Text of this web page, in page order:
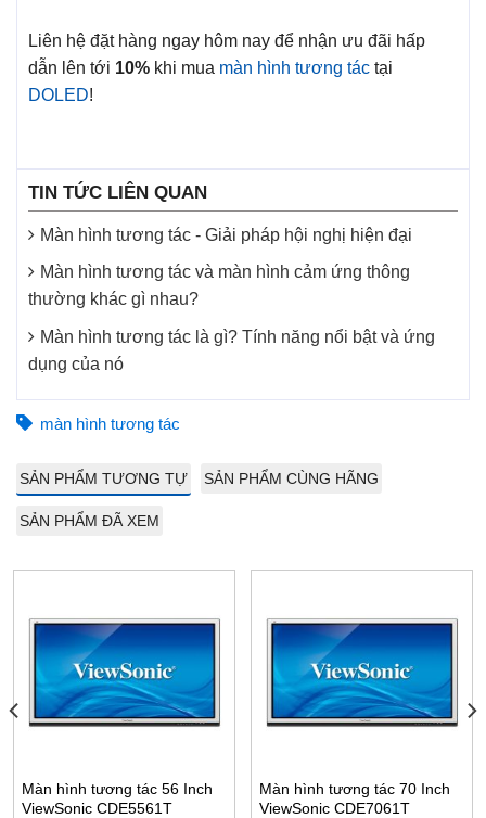
Liên hệ đặt hàng ngay hôm nay để nhận ưu đãi hấp
dẫn lên tới 10% khi mua màn hình tương tác tại
DOLED!
TIN TỨC LIÊN QUAN
Màn hình tương tác - Giải pháp hội nghị hiện đại
Màn hình tương tác và màn hình cảm ứng thông
thường khác gì nhau?
Màn hình tương tác là gì? Tính năng nổi bật và ứng
dụng của nó
màn hình tương tác
SẢN PHẨM TƯƠNG TỰ SẢN PHẨM CÙNG HÃNG
SẢN PHẨM ĐÃ XEM
Màn hình tương tác 56 Inch
ViewSonic CDE5561T
Màn hình tương tác 70 Inch
ViewSonic CDE7061T